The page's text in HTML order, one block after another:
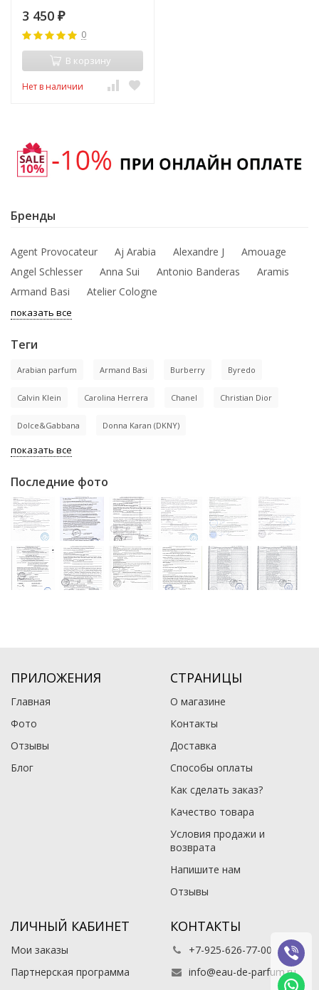
3 450 ₽
0
В корзину
Нет в наличии
Бренды
Agent Provocateur Aj Arabia Alexandre J
Amouage
Angel Schlesser
Anna Sui Antonio Banderas
Aramis
Armand Basi
Atelier Cologne
показать все
Теги
Arabian parfum Armand Basi Burberry Byredo
Calvin Klein Carolina Herrera Chanel Christian Dior
Dolce&Gabbana Donna Karan (DKNY)
показать все
Последние фото
ПРИЛОЖЕНИЯ
Главная
Фото
Отзывы
Блог
СТРАНИЦЫ
О магазине
Контакты
Доставка
Способы оплаты
Как сделать заказ?
Качество товара
Условия продажи и
возврата
Напишите нам
Отзывы
ЛИЧНЫЙ КАБИНЕТ
Мои заказы
Партнерская программа
КОНТАКТЫ
+7-925-626-77-00
info@eau-de-parfum.ru